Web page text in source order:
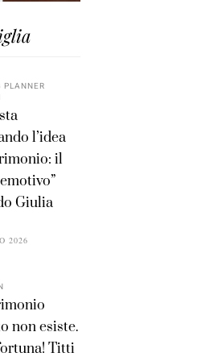
PLANNER
l’idea
il
Giulia
2026
non esiste.
Titti